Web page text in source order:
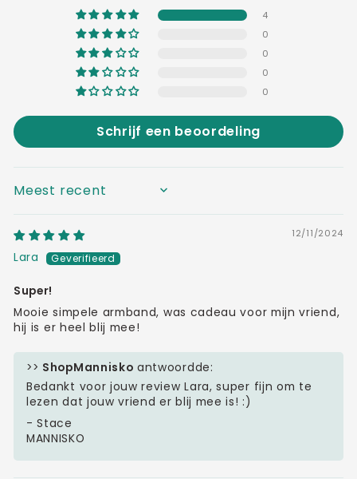
4
0
0
0
0
Schrijf een beoordeling
SORT BY
12/11/2024
Lara
Super!
Mooie simpele armband, was cadeau voor mijn vriend,
hij is er heel blij mee!
>> ShopMannisko antwoordde:
Bedankt voor jouw review Lara, super fijn om te
lezen dat jouw vriend er blij mee is! :)
- Stace
MANNISKO